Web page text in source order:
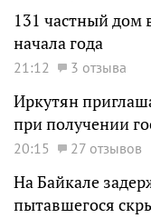
131 частный дом
начала года
21:12 3 отзыва
Иркутян
при получении
20:15 27 отзывов
На Байкале
пытавшегося